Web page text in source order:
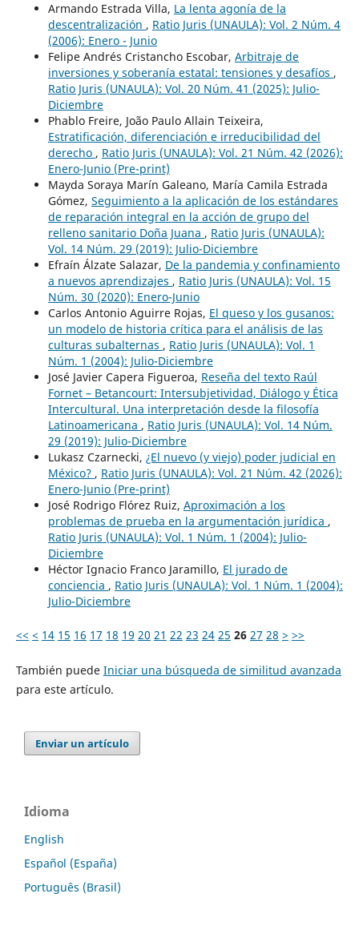
Armando Estrada Villa, La lenta agonía de la
descentralización , Ratio Juris (UNAULA): Vol. 2 Núm. 4
(2006): Enero - Junio
Felipe Andrés Cristancho Escobar, Arbitraje de
inversiones y soberanía estatal: tensiones y desafíos ,
Ratio Juris (UNAULA): Vol. 20 Núm. 41 (2025): Julio-
Diciembre
Phablo Freire, João Paulo Allain Teixeira,
Estratificación, diferenciación e irreducibilidad del
derecho , Ratio Juris (UNAULA): Vol. 21 Núm. 42 (2026):
Enero-Junio (Pre-print)
Mayda Soraya Marín Galeano, María Camila Estrada
Gómez, Seguimiento a la aplicación de los estándares
de reparación integral en la acción de grupo del
relleno sanitario Doña Juana , Ratio Juris (UNAULA):
Vol. 14 Núm. 29 (2019): Julio-Diciembre
Efraín Álzate Salazar, De la pandemia y confinamiento
a nuevos aprendizajes , Ratio Juris (UNAULA): Vol. 15
Núm. 30 (2020): Enero-Junio
Carlos Antonio Aguirre Rojas, El queso y los gusanos:
un modelo de historia crítica para el análisis de las
culturas subalternas , Ratio Juris (UNAULA): Vol. 1
Núm. 1 (2004): Julio-Diciembre
José Javier Capera Figueroa, Reseña del texto Raúl
Fornet – Betancourt: Intersubjetividad, Diálogo y Ética
Intercultural. Una interpretación desde la filosofía
Latinoamericana , Ratio Juris (UNAULA): Vol. 14 Núm.
29 (2019): Julio-Diciembre
Lukasz Czarnecki, ¿El nuevo (y viejo) poder judicial en
México? , Ratio Juris (UNAULA): Vol. 21 Núm. 42 (2026):
Enero-Junio (Pre-print)
José Rodrigo Flórez Ruiz, Aproximación a los
problemas de prueba en la argumentación jurídica ,
Ratio Juris (UNAULA): Vol. 1 Núm. 1 (2004): Julio-
Diciembre
Héctor Ignacio Franco Jaramillo, El jurado de
conciencia , Ratio Juris (UNAULA): Vol. 1 Núm. 1 (2004):
Julio-Diciembre
<< < 14 15 16 17 18 19 20 21 22 23 24 25 26 27 28 > >>
También puede Iniciar una búsqueda de similitud avanzada
para este artículo.
Enviar un artículo
Idioma
English
Español (España)
Português (Brasil)